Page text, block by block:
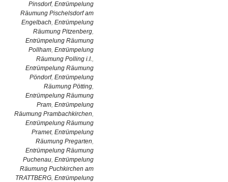
Pinsdorf, Entrümpelung
Räumung Pischelsdorf am
Engelbach, Entrümpelung
Räumung Pitzenberg,
Entrümpelung Räumung
Pollham, Entrümpelung
Räumung Polling i.I.,
Entrümpelung Räumung
Pöndorf, Entrümpelung
Räumung Pötting,
Entrümpelung Räumung
Pram, Entrümpelung
Räumung Prambachkirchen,
Entrümpelung Räumung
Pramet, Entrümpelung
Räumung Pregarten,
Entrümpelung Räumung
Puchenau, Entrümpelung
Räumung Puchkirchen am
TRATTBERG, Entrümpelung